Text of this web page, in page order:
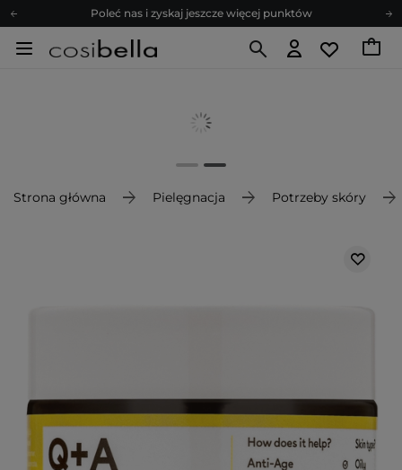
Poleć nas i zyskaj jeszcze więcej punktów
Zapisz się na newsletter pełen porad
Poleć nas i zyskaj jeszcze więcej punktów
Strona główna Pielęgnacja Potrzeby skóry